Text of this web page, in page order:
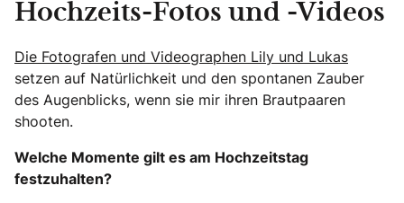
Hochzeits-Fotos und -Videos
Die Fotografen und Videographen Lily und Lukas
setzen auf Natürlichkeit und den spontanen Zauber
des Augenblicks, wenn sie mir ihren Brautpaaren
shooten.
Welche Momente gilt es am Hochzeitstag
festzuhalten?